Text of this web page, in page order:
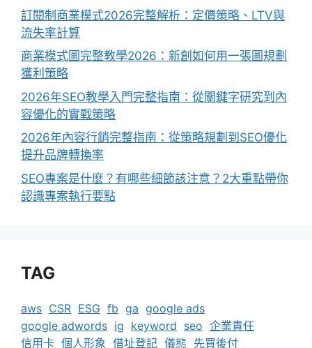
訂閱制商業模式2026完整解析：定價策略、LTV與
流失率計算
商業模式圖完整教學2026：新創如何用一張圖規劃
獲利策略
2026年SEO教學入門完整指南：從關鍵字研究到內
容優化的實戰策略
2026年內容行銷完整指南：從策略規劃到SEO優化
提升品牌轉換率
SEO專案是什麼？有哪些細節該注意？2大重點帶你
認識專案執行要點
TAG
aws CSR ESG fb ga google ads
google adwords ig keyword seo 企業責任
信用卡 個人形象 借址登記 儀態 先買後付